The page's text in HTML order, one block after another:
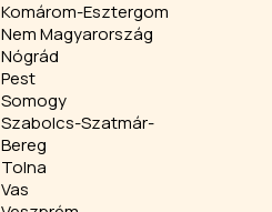
Komárom-Esztergom
Nem Magyarország
Nógrád
Pest
Somogy
Szabolcs-Szatmár-
Bereg
Tolna
Vas